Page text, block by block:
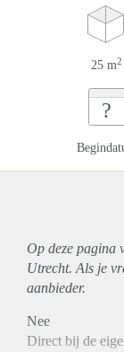
25 m2
?
Op deze pagina
Utrecht. Als je
aanbieder.
Nee
Direct bij de